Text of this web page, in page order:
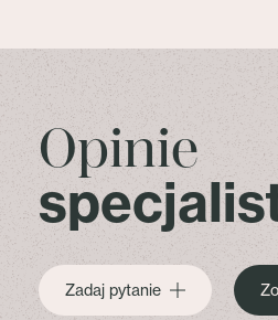
Opinie
Zadaj pytanie